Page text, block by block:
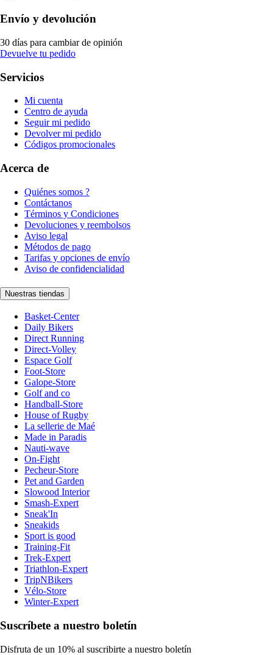
Envío y devolución
30 días para cambiar de opinión
Devuelve tu pedido
Servicios
Mi cuenta
Centro de ayuda
Seguir mi pedido
Devolver mi pedido
Códigos promocionales
Acerca de
Quiénes somos ?
Contáctanos
Términos y Condiciones
Devoluciones y reembolsos
Aviso legal
Métodos de pago
Tarifas y opciones de envío
Aviso de confidencialidad
Nuestras tiendas
Basket-Center
Daily Bikers
Direct Running
Direct-Volley
Espace Golf
Foot-Store
Galope-Store
Golf and co
Handball-Store
House of Rugby
La sellerie de Maé
Made in Paradis
Nauti-wave
On-Fight
Pecheur-Store
Pet and Garden
Slowood Interior
Smash-Expert
Sneak'In
Sneakids
Sport is good
Training-Fit
Trek-Expert
Triathlon-Expert
TripNBikers
Vélo-Store
Winter-Expert
Suscríbete a nuestro boletín
Disfruta de un 10% al suscribirte a nuestro boletín